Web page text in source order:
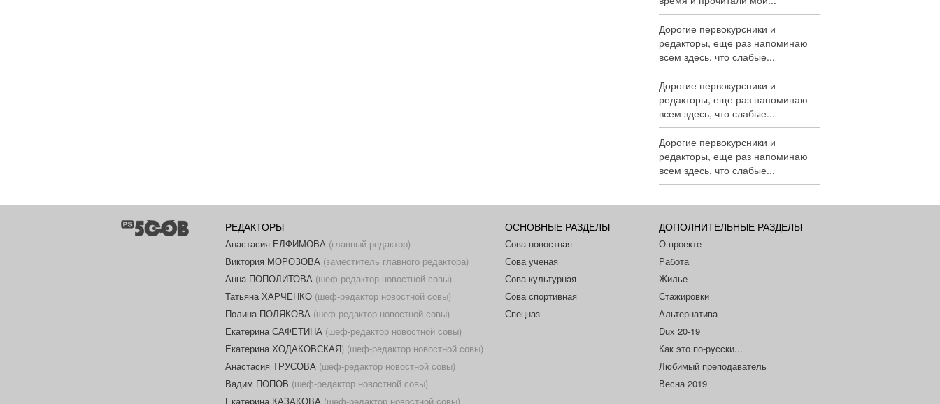
Дорогие первокурсники и
редакторы, еще раз напоминаю
всем здесь, что слабые...
Дорогие первокурсники и
редакторы, еще раз напоминаю
всем здесь, что слабые...
Дорогие первокурсники и
редакторы, еще раз напоминаю
всем здесь, что слабые...
РЕДАКТОРЫ
Анастасия ЕЛФИМОВА (главный редактор)
Виктория МОРОЗОВА (заместитель главного редактора)
Анна ПОПОЛИТОВА (шеф-редактор новостной совы)
Татьяна ХАРЧЕНКО (шеф-редактор новостной совы)
Полина ПОЛЯКОВА (шеф-редактор новостной совы)
Екатерина САФЕТИНА (шеф-редактор новостной совы)
Екатерина ХОДАКОВСКАЯ) (шеф-редактор новостной совы)
Анастасия ТРУСОВА (шеф-редактор новостной совы)
Вадим ПОПОВ (шеф-редактор новостной совы)
Екатерина КАЗАКОВА (шеф-редактор новостной совы)
ОСНОВНЫЕ РАЗДЕЛЫ
Сова новостная
Сова ученая
Сова культурная
Сова спортивная
Спецназ
ДОПОЛНИТЕЛЬНЫЕ РАЗДЕЛЫ
О проекте
Работа
Жилье
Стажировки
Альтернатива
Dux 20-19
Как это по-русски...
Любимый преподаватель
Весна 2019